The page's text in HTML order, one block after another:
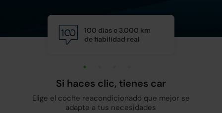
100 días o 3.000 km
de fiabilidad real
y
Si haces clic, tienes car
Elige el coche reacondicionado que mejor se
adapte a tus necesidades